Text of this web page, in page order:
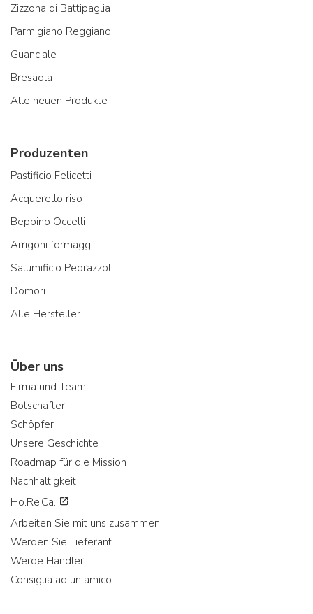
Zizzona di Battipaglia
Parmigiano Reggiano
Guanciale
Bresaola
Alle neuen Produkte
Produzenten
Pastificio Felicetti
Acquerello riso
Beppino Occelli
Arrigoni formaggi
Salumificio Pedrazzoli
Domori
Alle Hersteller
Über uns
Firma und Team
Botschafter
Schöpfer
Unsere Geschichte
Roadmap für die Mission
Nachhaltigkeit
Ho.Re.Ca.
Arbeiten Sie mit uns zusammen
Werden Sie Lieferant
Werde Händler
Consiglia ad un amico